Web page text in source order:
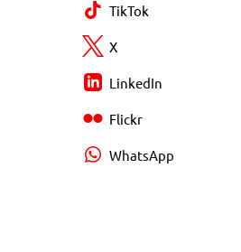
TikTok
X
LinkedIn
Flickr
WhatsApp